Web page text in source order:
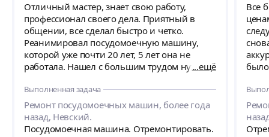
Отличный мастер, знает свою работу,
профессионал своего дела. Приятный в
общении, все сделал быстро и четко.
Реанимировал посудомоечную машину,
которой уже почти 20 лет, 5 лет она не
работала. Нашел с большим трудом нужную
провел инструктаж. Очень довольна
мастером. Спасибо огромное.
ещё
Выполненная задача
Ремонт посудомоечных машин, более года
назад, Невский.
Посудомоечная машина. Отремонтировать.
Все